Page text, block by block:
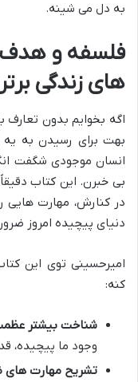
به دل می شینه.
فلسفه و هدف
های زندگی
اگه بخوایم بدون
بهت برای رسیدن به یه
انسان موجودی شگفت
بی خبرن. این کتاب
در کنارش، مهارت هایی
دنیای پیچیده امروز
امیرحسینی توی این
کنه:
شناخت بیشتر
وجود ما پیچیده،
تشریح مهارت های